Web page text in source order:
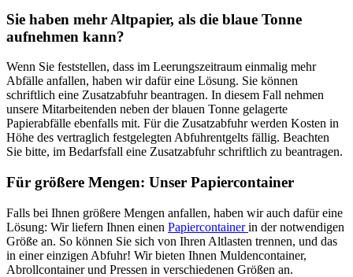
Sie haben mehr Altpapier, als die blaue Tonne
aufnehmen kann?
Wenn Sie feststellen, dass im Leerungszeitraum einmalig mehr
Abfälle anfallen, haben wir dafür eine Lösung. Sie können
schriftlich eine Zusatzabfuhr beantragen. In diesem Fall nehmen
unsere Mitarbeitenden neben der blauen Tonne gelagerte
Papierabfälle ebenfalls mit. Für die Zusatzabfuhr werden Kosten in
Höhe des vertraglich festgelegten Abfuhrentgelts fällig. Beachten
Sie bitte, im Bedarfsfall eine Zusatzabfuhr schriftlich zu beantragen.
Für größere Mengen: Unser Papiercontainer
Falls bei Ihnen größere Mengen anfallen, haben wir auch dafür eine
Lösung: Wir liefern Ihnen einen Papiercontainerin der notwendigen
Größe an. So können Sie sich von Ihren Altlasten trennen, und das
in einer einzigen Abfuhr! Wir bieten Ihnen Muldencontainer,
Abrollcontainer und Pressen in verschiedenen Größen an.